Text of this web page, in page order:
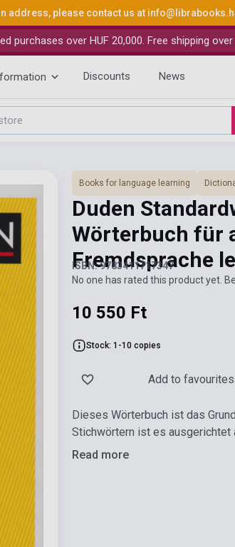
address, please contact us at
purchases over HUF 20,000. Free shipping over
Discounts News
Books for language learning
Duden
Wörterbuch für
Fremdsprache
ISBN: 9783411717347
No one has rated this product yet.
10 550 Ft
Stock: 1-10 copies
Add to favourites
Dieses Wörterbuch ist das
Stichwörtern ist es ausgerichtet
Read more